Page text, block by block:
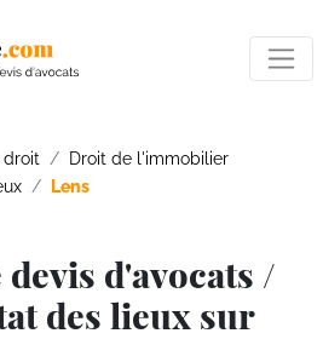
droit
Droit de l'immobilier
Lens
devis d'avocats /
des lieux sur